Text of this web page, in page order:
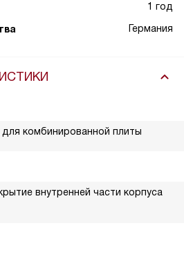
1 год
Германия
комбинированной плиты
внутренней части корпуса